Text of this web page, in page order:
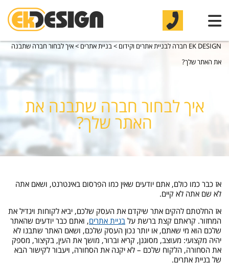
EK DESIGN חברה לבניית אתרים וקידום >בניית אתרים >איך לבחור חברה שתבנה
את האתר שלך?
איך לבחור חברה שתבנה את
האתר שלך?
אז כבר כמו כולם, אתם יודעים שאין כמו הפרסום באינטרנט, ושאם אתה
לא שם אתה לא קיים.
אז החלטתם להקים אתר שיקדם את העסק שלכם, יביא לקוחות ויגדיל את
המחזור. קראתם קצת ברשת על בניית אתרים, ואתם כבר יודעים שהאתר
שלכם הוא מי שאתם, או יותר נכון העסק שלכם, ושאם האתר שתבנו לא
יהיה מקצועי: מעוצב, מסוגנן, קריא וברור, מושך את העין, בקיצור, מספק
את הסחורה, הלקוח שלכם – לא יקנה את הסחורה, ויעבור לקישור הבא
של בניית אתרים.